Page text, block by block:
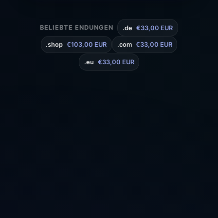
BELIEBTE ENDUNGEN .de €33,00 EUR
.shop €103,00 EUR .com €33,00 EUR
.eu €33,00 EUR